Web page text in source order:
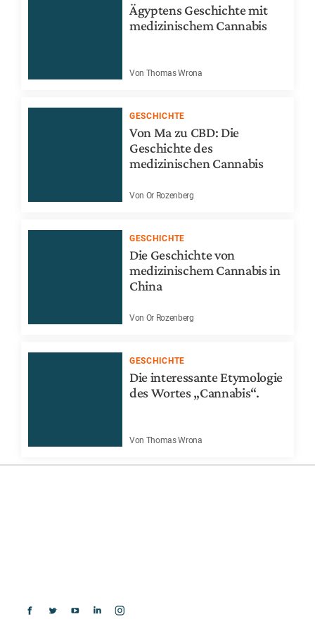
Ägyptens Geschichte mit
medizinischem Cannabis
Von Thomas Wrona
GESCHICHTE
Von Ma zu CBD: Die
Geschichte des
medizinischen Cannabis
Von Or Rozenberg
GESCHICHTE
Die Geschichte von
medizinischem Cannabis in
China
Von Or Rozenberg
GESCHICHTE
Die interessante Etymologie
des Wortes „Cannabis“.
Von Thomas Wrona